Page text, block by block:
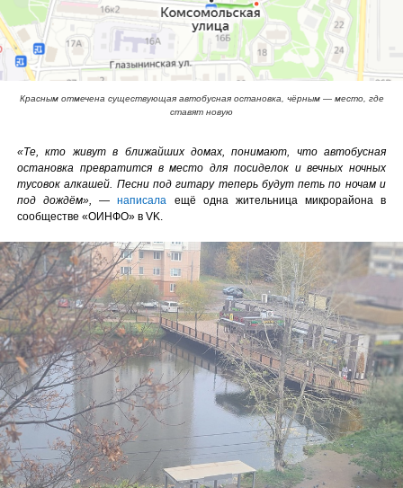
Красным отмечена существующая автобусная остановка, чёрным — место, где
ставят новую
«Те, кто живут в ближайших домах, понимают, что автобусная
остановка превратится в место для посиделок и вечных ночных
тусовок алкашей. Песни под гитару теперь будут петь по ночам и
под дождём», —написала ещё одна жительница микрорайона в
сообществе «ОИНФО» в VK.